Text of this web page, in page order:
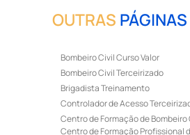
OUTRAS PÁGINAS
Bombeiro Civil Curso Valor
Bombeiro Civil Terceirizado
Brigadista Treinamento
Controlador de Acesso
Centro de Formação de Bombeiro
Centro de Formação Profissional